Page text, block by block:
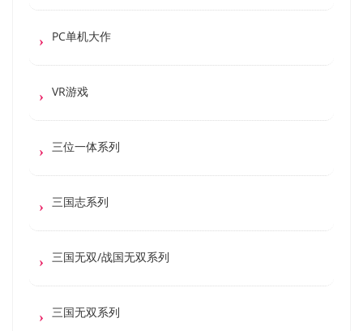
PC单机大作
VR游戏
三位一体系列
三国志系列
三国无双/战国无双系列
三国无双系列